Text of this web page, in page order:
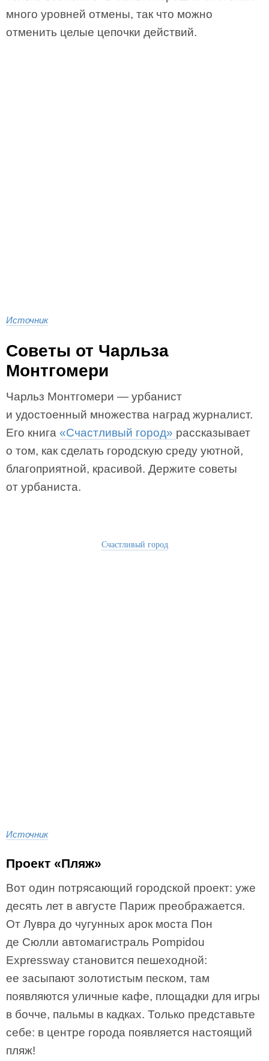
много уровней отмены, так что можно
отменить целые цепочки действий.
Источник
Советы от Чарльза
Монтгомери
Чарльз Монтгомери — урбанист
и удостоенный множества наград журналист.
Его книга «Счастливый город» рассказывает
о том, как сделать городскую среду уютной,
благоприятной, красивой. Держите советы
от урбаниста.
Счастливый город
Источник
Проект «Пляж»
Вот один потрясающий городской проект: уже
десять лет в августе Париж преображается.
От Лувра до чугунных арок моста Пон
де Сюлли автомагистраль Pompidou
Expressway становится пешеходной:
ее засыпают золотистым песком, там
появляются уличные кафе, площадки для игры
в бочче, пальмы в кадках. Только представьте
себе: в центре города появляется настоящий
пляж!